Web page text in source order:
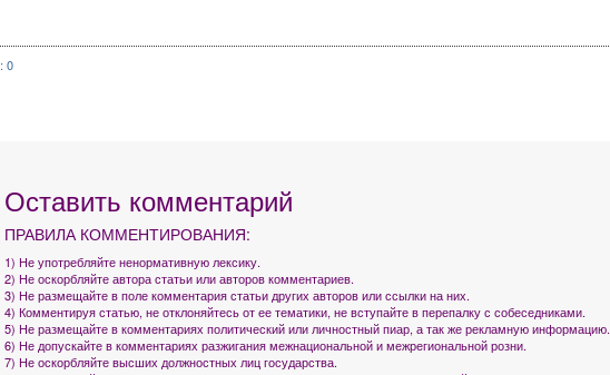
: 0
Оставить комментарий
ПРАВИЛА КОММЕНТИРОВАНИЯ:
1) Не употребляйте ненормативную лексику.
2) Не оскорбляйте автора статьи или авторов комментариев.
3) Не размещайте в поле комментария статьи других авторов или ссылки на них.
4) Комментируя статью, не отклоняйтесь от ее тематики, не вступайте в перепалку с собеседниками.
5) Не размещайте в комментариях политический или личностный пиар, а так же рекламную информацию.
6) Не допускайте в комментариях разжигания межнациональной и межрегиональной розни.
7) Не оскорбляйте высших должностных лиц государства.